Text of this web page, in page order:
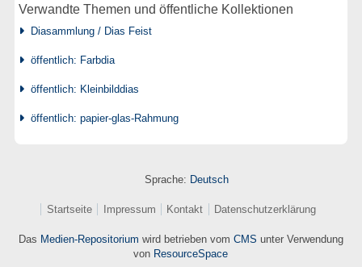
Verwandte Themen und öffentliche Kollektionen
Diasammlung / Dias Feist
öffentlich: Farbdia
öffentlich: Kleinbilddias
öffentlich: papier-glas-Rahmung
Sprache: Deutsch
Startseite Impressum Kontakt Datenschutzerklärung
Das Medien-Repositorium wird betrieben vom CMS unter Verwendung
von ResourceSpace